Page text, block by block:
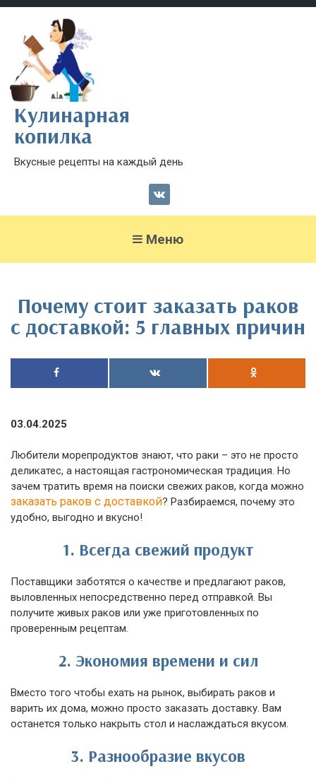
Кулинарная
копилка
Вкусные рецепты на каждый день
Меню
Почему стоит заказать раков
с доставкой: 5 главных причин
03.04.2025
Любители морепродуктов знают, что раки – это не просто
деликатес, а настоящая гастрономическая традиция. Но
зачем тратить время на поиски свежих раков, когда можно
заказать раков с доставкой? Разбираемся, почему это
удобно, выгодно и вкусно!
1. Всегда свежий продукт
Поставщики заботятся о качестве и предлагают раков,
выловленных непосредственно перед отправкой. Вы
получите живых раков или уже приготовленных по
проверенным рецептам.
2. Экономия времени и сил
Вместо того чтобы ехать на рынок, выбирать раков и
варить их дома, можно просто заказать доставку. Вам
останется только накрыть стол и наслаждаться вкусом.
3. Разнообразие вкусов